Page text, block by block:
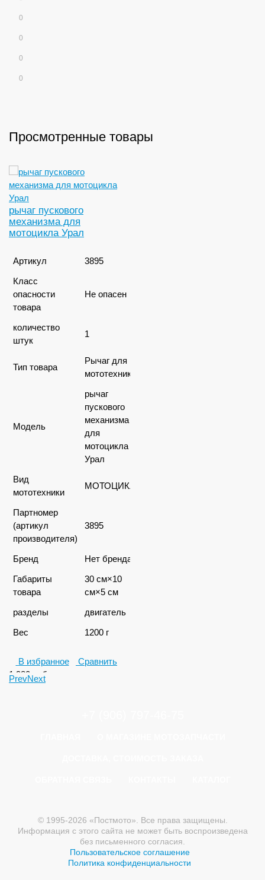
0
0
0
0
Просмотренные товары
рычаг пускового
механизма для
мотоцикла Урал
Артикул
3895
Класс
опасности
товара
Не опасен
количество
штук
1
Тип товара
Рычаг для
мототехники
Модель
рычаг
пускового
механизма
для
мотоцикла
Урал
Вид
мототехники
МОТОЦИКЛЫ
Партномер
(артикул
производителя)
3895
Бренд
Нет бренда
Габариты
товара
30 см×10
см×5 см
разделы
двигатель
Вес
1200 г
В избранное
Сравнить
1 980руб.
PrevNext
© 1995-2026 «Постмото». Все права защищены.
Информация с этого сайта не может быть воспроизведена
без письменного согласия.
Пользовательское соглашение
Политика конфиденциальности